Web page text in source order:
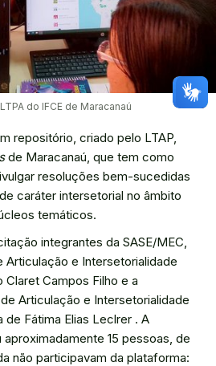
do IFCE de Maracanaú
repositório, criado pelo LTAP,
de Maracanaú, que tem como
resoluções bem-sucedidas
caráter intersetorial no âmbito
temáticos.
integrantes da SASE/MEC,
e Intersetorialidade
Claret Campos Filho e a
Articulação e Intersetorialidade
de Fátima Elias Leclrer . A
15 pessoas, de
não participavam da plataforma: